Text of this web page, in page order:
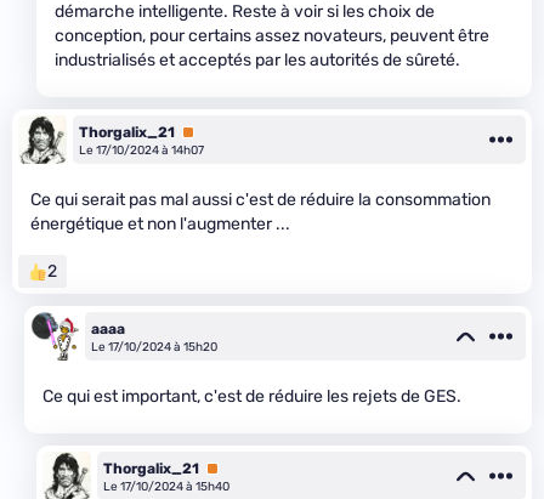
démarche intelligente. Reste à voir si les choix de
conception, pour certains assez novateurs, peuvent être
industrialisés et acceptés par les autorités de sûreté.
Thorgalix_21 Premium
Le 17/10/2024 à 14h07
Ce qui serait pas mal aussi c'est de réduire la consommation
énergétique et non l'augmenter ...
2
aaaa
Le 17/10/2024 à 15h20
Ce qui est important, c'est de réduire les rejets de GES.
Thorgalix_21 Premium
Le 17/10/2024 à 15h40